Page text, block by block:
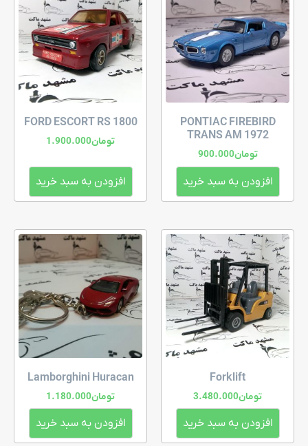
PONTIAC FIREBIRD
TRANS AM 1972
تومان900.000
افزودن به سبد خرید
FORD ESCORT RS 1800
تومان1.900.000
افزودن به سبد خرید
Forklift
تومان3.480.000
افزودن به سبد خرید
Lamborghini Huracan
تومان1.180.000
افزودن به سبد خرید